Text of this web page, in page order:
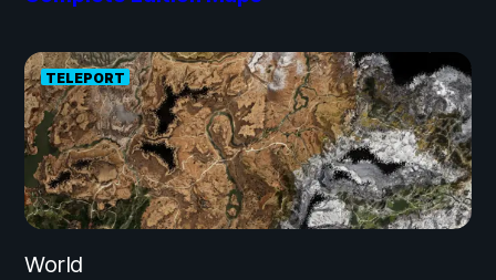
TELEPORT
World